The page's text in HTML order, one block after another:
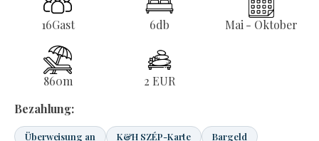
16Gast 6db Mai - Oktober
860m
2 EUR
Bezahlung:
Überweisung an K&H SZÉP-Karte
Bargeld